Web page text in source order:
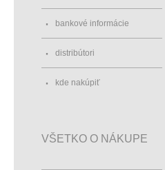
bankové informácie
distribútori
kde nakúpiť
VŠETKO O NÁKUPE